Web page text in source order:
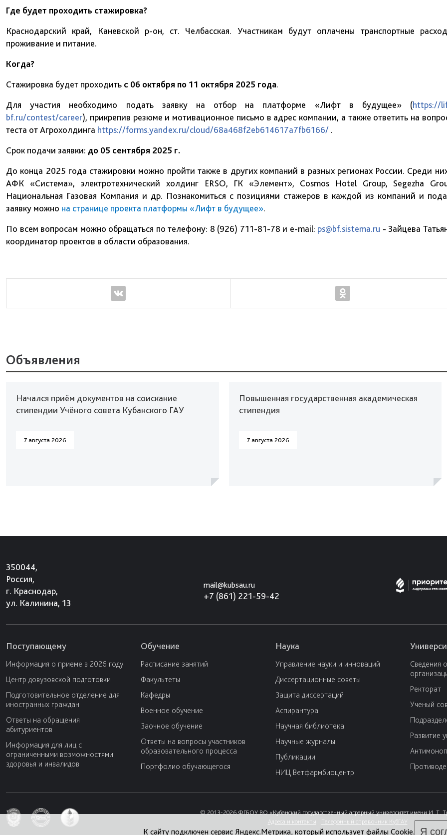
Где будет проходить стажировка?
Краснодарский край, Каневской р-он, ст. Челбасская. Участникам будут оплачены транспортные
проживание и питание.
Когда?
Стажировка будет проходить с 06 октября по 11 октября 2025 года.
Для участия необходимо подать заявку на отбор на платформе «Лифт в будущее» (https://
bf.ru/contest/career), прикрепив резюме и мотивационное письмо в адрес компании, а также ответить на
теста от Агрохолдинга https://forms.yandex.ru/cloud/68a468f2eb614617a7fb6166/ .
Срок подачи заявки: до 05 сентября 2025 г.
До конца 2025 года стажировки можно пройти также в других компаний в разных регионах России. Среди
АФК «Система», электротехнический холдинг ERSO, ГК «Элемент», Cosmos Hotel Group, Segezha
Национальная Газовая Компания и др. Познакомиться с позициями стажеров в каждой из компаний и
заявку можно на странице проекта платформы «Лифт в будущее».
По всем вопросам можно обращаться по телефону: 8 (926) 711-81-78 и e-mail: ps@bf.sistema.ru - Зайцева
координатор проектов в области образования.
Объявления
Начался приём документов на соискание
стипендии Учёного совета Кубанского ГАУ
7 августа 2026
Повышенная государственная академическая
стипендия
7 августа 2026
350044,
Россия,
г. Краснодар,
ул. Калинина, 13
mail@kubsau.ru
+7 (861) 221-59-42
Поступающему
Информация о приеме в 2026 году
Центр довузовской подготовки
Подготовительное отделение для
иностранных граждан
Ответы на обращения
абитуриентов
Информация для лиц с
ограниченными возможностями
здоровья и инвалидов
Обучение
Расписание занятий
Факультеты
Кафедры
Военное обучение
Заочное обучение
Ответы на вопросы участников
образовательного процесса
Портфолио обучающегося
Наука
Управление науки и инноваций
Диссертационные советы
Защита диссертаций
Аспирантура
Научная библиотека
Научные журналы
Публикации
НИЦ Ветфармбиоцентр
Сведения
Ректорат
Ученый
Развитие
© 2013-2026 ФГБОУ ВО «Кубанский государственный аграрный университет имени И. Т.
Адреса и контакты
Телефонный справочник КубГАУ
К сайту подключен сервис Яндекс.Метрика, который использует файлы Cookie. Я